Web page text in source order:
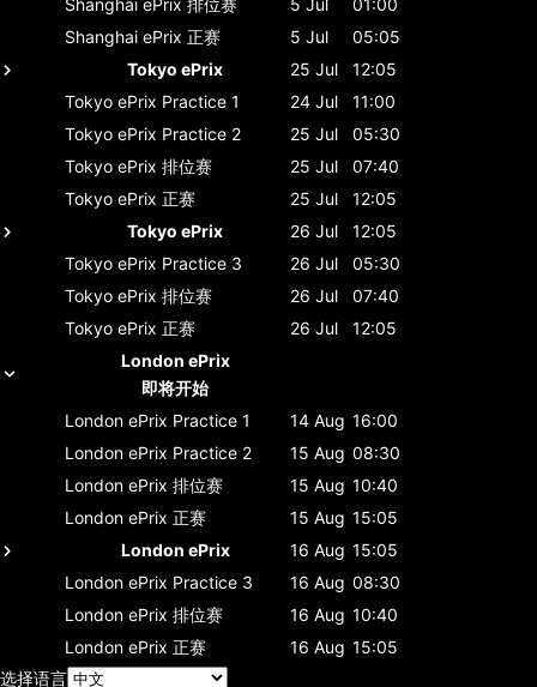
Shanghai ePrix 正赛 5 Jul
05:05
Tokyo ePrix
25 Jul
12:05
Tokyo ePrix Practice 1 24 Jul
11:00
Tokyo ePrix Practice 2 25 Jul
05:30
Tokyo ePrix 排位赛 25 Jul
07:40
Tokyo ePrix 正赛 25 Jul
12:05
Tokyo ePrix
26 Jul
12:05
Tokyo ePrix Practice 3 26 Jul
05:30
Tokyo ePrix 排位赛 26 Jul
07:40
Tokyo ePrix 正赛 26 Jul
12:05
London ePrix
即将开始
London ePrix Practice 1 14 Aug 16:00
London ePrix Practice 2 15 Aug 08:30
London ePrix 排位赛 15 Aug 10:40
London ePrix 正赛 15 Aug 15:05
London ePrix
16 Aug 15:05
London ePrix Practice 3 16 Aug 08:30
London ePrix 排位赛 16 Aug 10:40
London ePrix 正赛 16 Aug 15:05
选择语言